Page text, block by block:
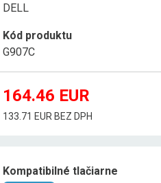
DELL
Kód produktu
G907C
164.46 EUR
133.71 EUR BEZ DPH
Kompatibilné tlačiarne